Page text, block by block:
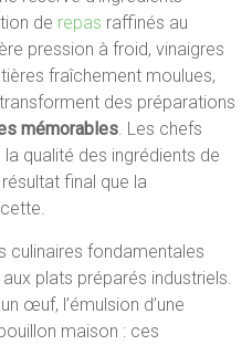
de repas raffinés au
pression à froid, vinaigres
fraîchement moulues,
des préparations
mémorables. Les chefs
qualité des ingrédients de
final que la
culinaires fondamentales
plats préparés industriels.
œuf, l’émulsion d’une
maison : ces